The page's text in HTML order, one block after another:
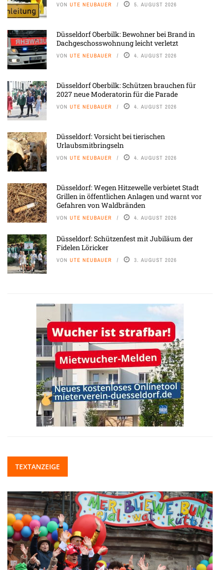
VON UTE NEUBAUER 5. AUGUST 2026
Düsseldorf Oberbilk: Bewohner bei Brand in
Dachgeschosswohnung leicht verletzt
VON UTE NEUBAUER 4. AUGUST 2026
Düsseldorf Oberbilk: Schützen brauchen für
2027 neue Moderatorin für die Parade
VON UTE NEUBAUER 4. AUGUST 2026
Düsseldorf: Vorsicht bei tierischen
Urlaubsmitbringseln
VON UTE NEUBAUER 4. AUGUST 2026
Düsseldorf: Wegen Hitzewelle verbietet Stadt
Grillen in öffentlichen Anlagen und warnt vor
Gefahren von Waldbränden
VON UTE NEUBAUER 4. AUGUST 2026
Düsseldorf: Schützenfest mit Jubiläum der
Fidelen Löricker
VON UTE NEUBAUER 3. AUGUST 2026
TEXTANZEIGE